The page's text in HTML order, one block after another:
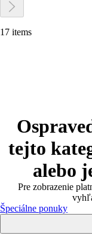
17 items
tejto
alebo
Pre zobrazenie
Špeciálne ponuky